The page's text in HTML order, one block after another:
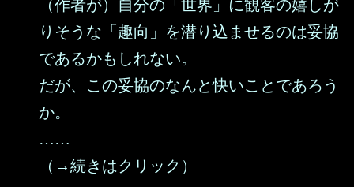
（作者が）自分の「世界」に観客の嬉しが
りそうな「趣向」を潜り込ませるのは妥協
であるかもしれない。
だが、この妥協のなんと快いことであろう
か。
……
（→続きはクリック）